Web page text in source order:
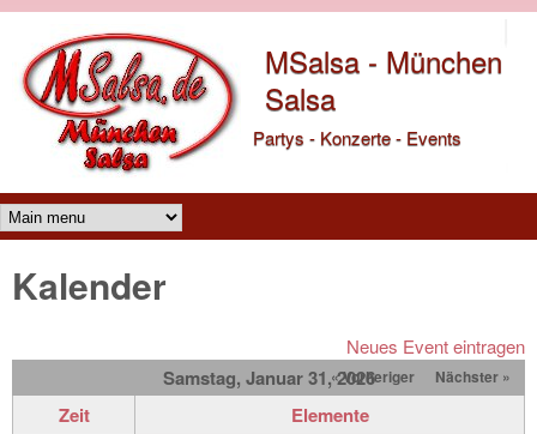
MSalsa - München
Salsa
Partys - Konzerte - Events
Main menu
Kalender
Neues Event eintragen
Samstag, Januar 31, 2026« Vorheriger Nächster »
Zeit Elemente